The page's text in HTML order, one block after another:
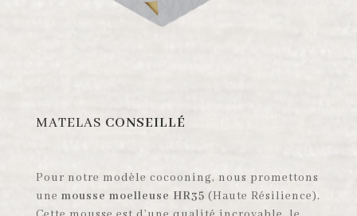
MATELAS CONSEILLÉ
Pour notre modèle cocooning, nous promettons
une mousse moelleuse HR35 (Haute Résilience).